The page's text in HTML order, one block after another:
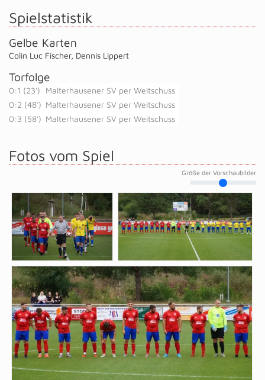
Spielstatistik
Gelbe Karten
Colin Luc Fischer, Dennis Lippert
Torfolge
0:1 (23')
Malterhausener SV per Weitschuss
0:2 (48') Malterhausener SV per Weitschuss
0:3 (58') Malterhausener SV per Weitschuss
Fotos vom Spiel
Größe der Vorschaubilder